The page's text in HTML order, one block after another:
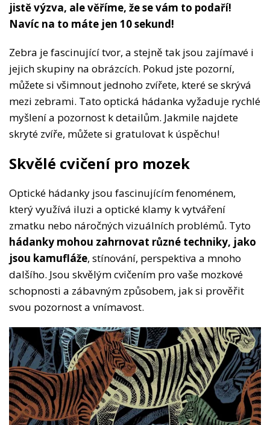
jistě výzva, ale věříme, že se vám to podaří!
Navíc na to máte jen 10 sekund!
Zebra je fascinující tvor, a stejně tak jsou zajímavé i
jejich skupiny na obrázcích. Pokud jste pozorní,
můžete si všimnout jednoho zvířete, které se skrývá
mezi zebrami. Tato optická hádanka vyžaduje rychlé
myšlení a pozornost k detailům. Jakmile najdete
skryté zvíře, můžete si gratulovat k úspěchu!
Skvělé cvičení pro mozek
Optické hádanky jsou fascinujícím fenoménem,
který využívá iluzi a optické klamy k vytváření
zmatku nebo náročných vizuálních problémů. Tyto
hádanky mohou zahrnovat různé techniky, jako
jsou kamufláže, stínování, perspektiva a mnoho
dalšího. Jsou skvělým cvičením pro vaše mozkové
schopnosti a zábavným způsobem, jak si prověřit
svou pozornost a vnímavost.